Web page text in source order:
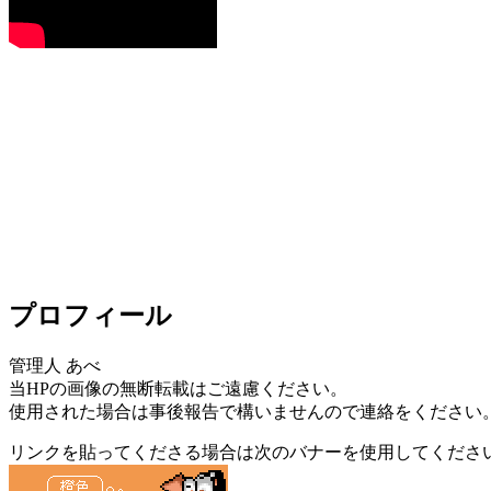
プロフィール
管理人 あべ
当HPの画像の無断転載はご遠慮ください。
使用された場合は事後報告で構いませんので連絡をください
リンクを貼ってくださる場合は次のバナーを使用してくださ